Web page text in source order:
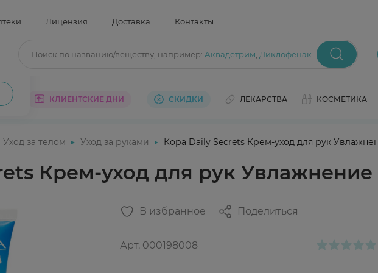
Лицензия Доставка Контакты
Поиск по названию/веществу, например: Аквадетрим Диклофенак
КЛИЕНТСКИЕ ДНИ СКИДКИ ЛЕКАРСТВА КОСМЕТИКА
Уход за телом Уход за руками Кора Daily Secrets Крем-уход для рук
Крем-уход для рук
В избранное Поделиться
Арт. 000198008